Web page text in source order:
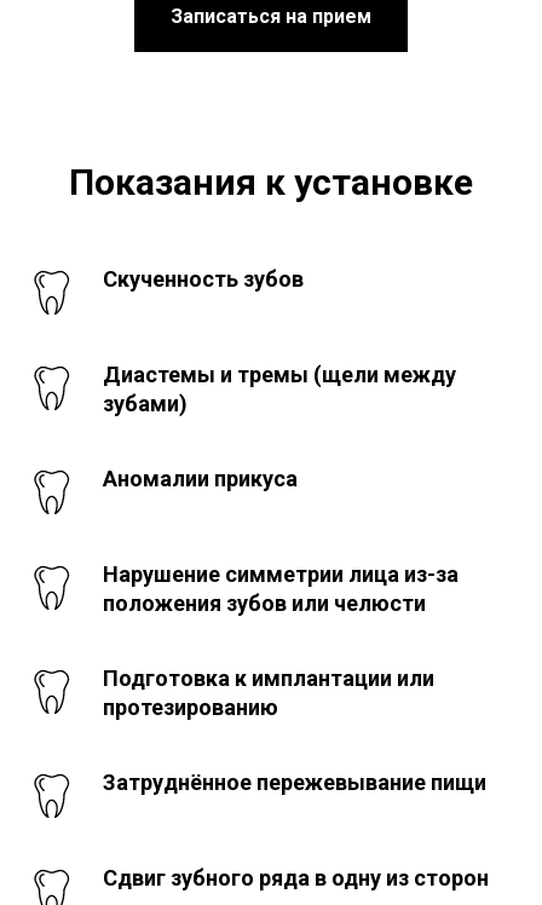
Записаться на прием
Показания к установке
Скученность зубов
Диастемы и тремы (щели между
зубами)
Аномалии прикуса
Нарушение симметрии лица из-за
положения зубов или челюсти
Подготовка к имплантации или
протезированию
Затруднённое пережевывание пищи
Сдвиг зубного ряда в одну из сторон